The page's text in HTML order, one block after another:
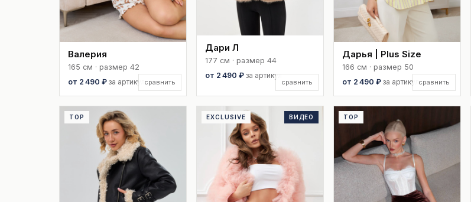
сравнить
Валерия
165 см · размер 42
от 2 490 ₽ за артикул сравнить
Дари Л
177 см · размер 44
от 2 490 ₽ за артикул
сравнить
Дарья | Plus Size
166 см · размер 50
от 2 490 ₽ за артикул
TOP EXCLUSIVE ВИДЕО TOP